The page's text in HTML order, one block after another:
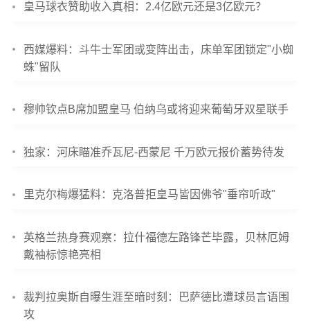
皇马球衣赞助收入真相：2.4亿欧元还是3亿欧元？
西媒爆料：斗牛士军团或变阵出击，床单军团锁定"小蜘
蛛"留队
穆帅钦点B席加盟皇马 伯纳乌或将迎来葡萄牙双星联手
独家：河床瞄准乔瓦尼-西蒙尼 千万欧元报价蓄势待发
里克尔梅爆猛料：克洛普拒皇马皆因佛爷"垂帘听政"
英格兰热身赛观察：拉什福德左路锋芒毕露，贝林厄姆
戴袖标惊艳亮相
裁判拉奥斯自曝生涯至暗时刻：巴萨德比遭球员言语围
攻